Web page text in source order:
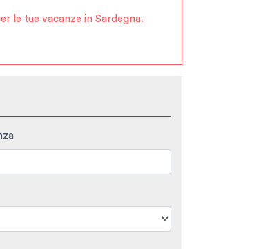
le tue vacanze in Sardegna.